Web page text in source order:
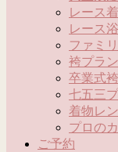
レース
レース
ファミ
袴プラ
卒業式
七五三
着物レ
プロの
ご予約